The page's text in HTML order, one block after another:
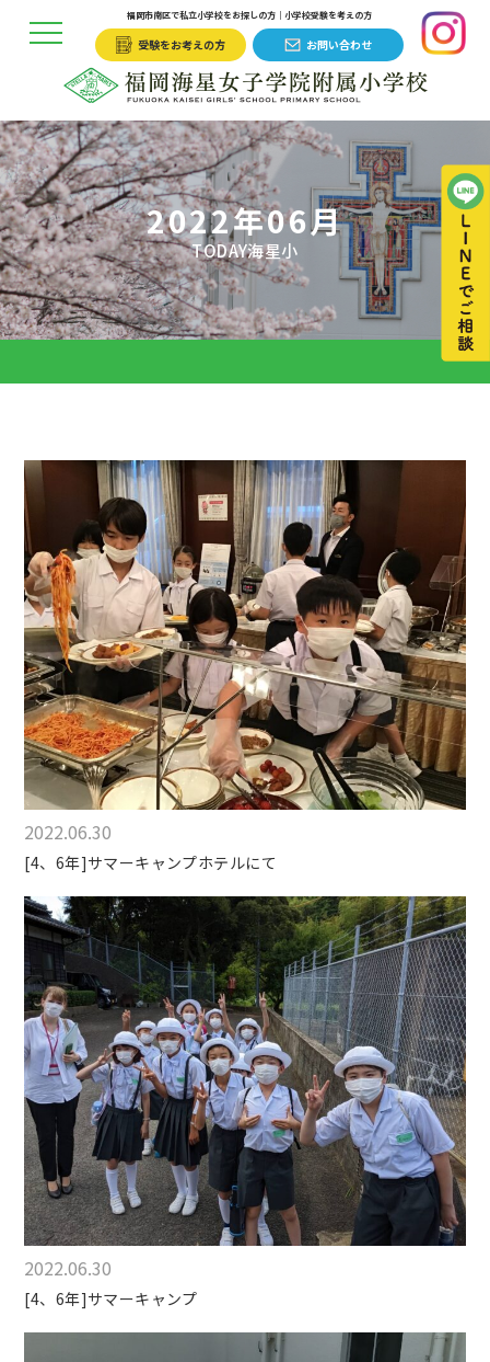
福岡市南区で私立小学校をお探しの方｜小学校受験を考えの方
受験をお考えの方 お問い合わせ
2022年06月
TODAY海星小
2022.06.30
[4、6年]サマーキャンプホテルにて
2022.06.30
[4、6年]サマーキャンプ